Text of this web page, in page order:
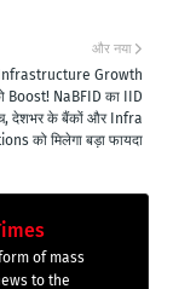
और नया
Growth
Boost! NaBFID का IID
देशभर के बैंकों और Infra
को मिलेगा बड़ा फायदा
of mass
to the